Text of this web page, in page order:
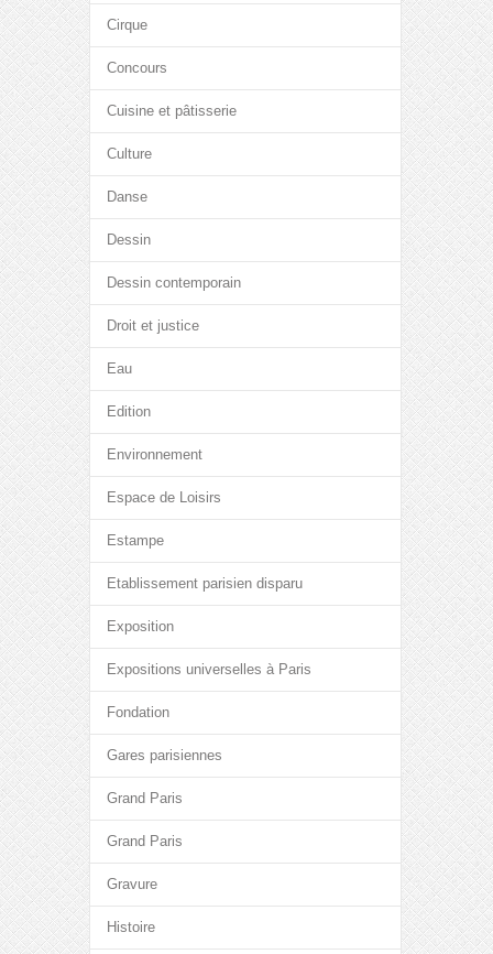
Cirque
Concours
Cuisine et pâtisserie
Culture
Danse
Dessin
Dessin contemporain
Droit et justice
Eau
Edition
Environnement
Espace de Loisirs
Estampe
Etablissement parisien disparu
Exposition
Expositions universelles à Paris
Fondation
Gares parisiennes
Grand Paris
Grand Paris
Gravure
Histoire